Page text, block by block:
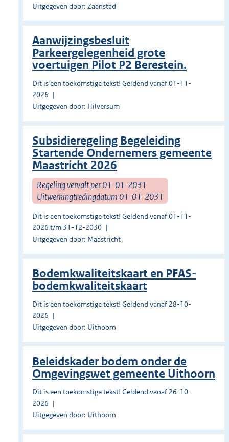
Uitgegeven door: Zaanstad
Aanwijzingsbesluit
Parkeergelegenheid grote
voertuigen Pilot P2 Berestein.
Dit is een toekomstige tekst! Geldend vanaf 01-11-
2026
Uitgegeven door: Hilversum
Subsidieregeling Begeleiding
Startende Ondernemers gemeente
Maastricht 2026
Regeling vervalt per 01-01-2031
Uitwerkingtredingdatum 01-01-2031
Dit is een toekomstige tekst! Geldend vanaf 01-11-
2026 t/m 31-12-2030
Uitgegeven door: Maastricht
Bodemkwaliteitskaart en PFAS-
bodemkwaliteitskaart
Dit is een toekomstige tekst! Geldend vanaf 28-10-
2026
Uitgegeven door: Uithoorn
Beleidskader bodem onder de
Omgevingswet gemeente Uithoorn
Dit is een toekomstige tekst! Geldend vanaf 26-10-
2026
Uitgegeven door: Uithoorn